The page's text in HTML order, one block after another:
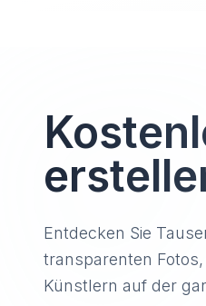
Entdecken Sie
transparenten
Künstlern auf der